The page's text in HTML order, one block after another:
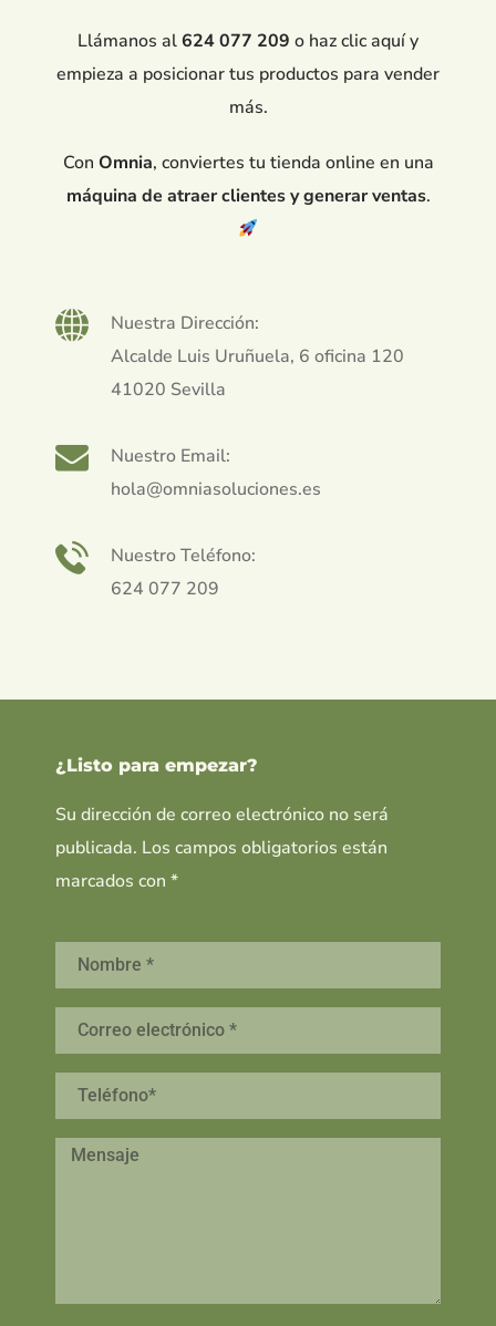
Llámanos al624 077 209 o haz clic aquí y
empieza a posicionar tus productos para vender
más.
Con Omnia, conviertes tu tienda online en una
máquina de atraer clientes y generar ventas.
Nuestra Dirección:
Alcalde Luis Uruñuela, 6 oficina 120
41020 Sevilla
Nuestro Email:
hola@omniasoluciones.es
Nuestro Teléfono:
624 077 209
¿Listo para empezar?
Su dirección de correo electrónico no será
publicada. Los campos obligatorios están
marcados con *